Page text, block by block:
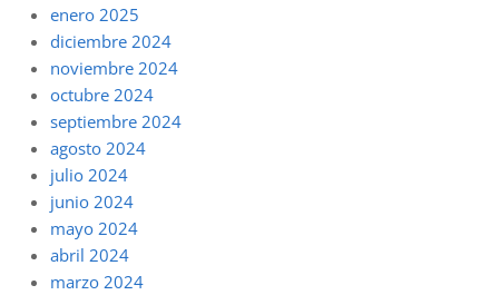
enero 2025
diciembre 2024
noviembre 2024
octubre 2024
septiembre 2024
agosto 2024
julio 2024
junio 2024
mayo 2024
abril 2024
marzo 2024